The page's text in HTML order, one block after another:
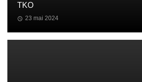
TKO
23 mai 2024